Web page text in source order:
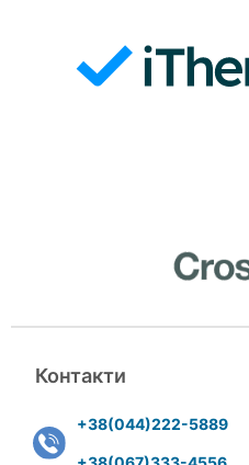
Контакти
+38(044)222-5889